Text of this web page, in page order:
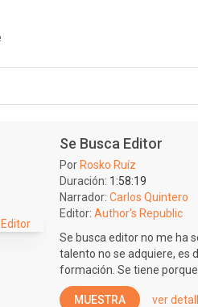
Se Busca Editor
Por Rosko Ruíz
Duración: 1:58:19
Narrador: Carlos Quintero
Editor: Author's Republic
Se busca editor no me ha
talento no se adquiere, es
formación. Se tiene porque...
MUESTRA ver